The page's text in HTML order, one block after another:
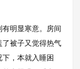
明显寒意。房间
被子又觉得热气
，本就入睡困